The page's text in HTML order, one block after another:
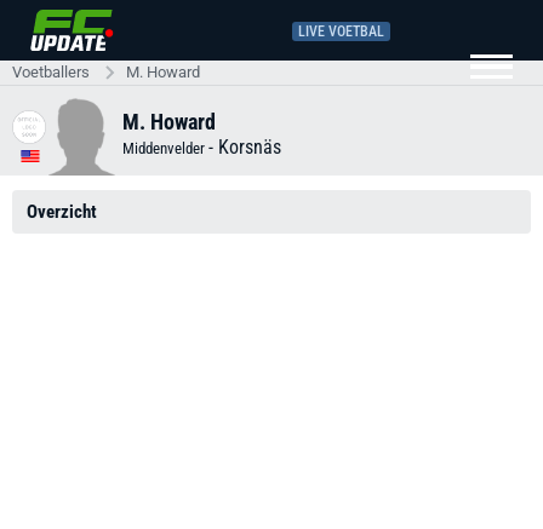
LIVE VOETBAL
Voetballers M. Howard
M. Howard
Middenvelder - Korsnäs
Overzicht